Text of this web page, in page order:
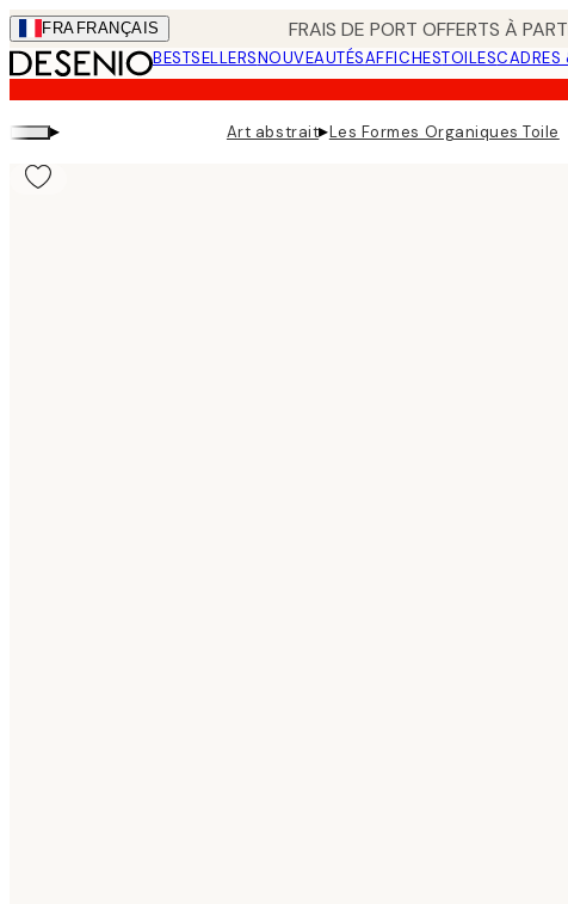
Skip
to
main
content.
FRA FRANÇAIS FRAIS DE PORT OFFERTS À
BESTSELLERSNOUVEAUTÉSAFFICHESTOILESCADRES
▸ Art abstrait▸Les Formes Organiques Toile